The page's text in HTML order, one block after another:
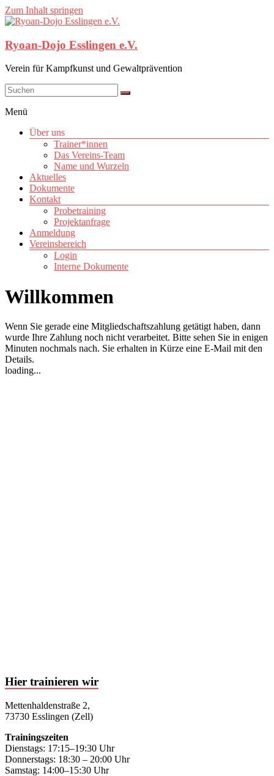
Zum Inhalt springen
Ryoan-Dojo Esslingen e.V.
Verein für Kampfkunst und Gewaltprävention
Menü
Über uns
Trainer*innen
Das Vereins-Team
Name und Wurzeln
Aktuelles
Dokumente
Kontakt
Probetraining
Projektanfrage
Anmeldung
Vereinsbereich
Login
Interne Dokumente
Willkommen
Wenn Sie gerade eine Mitgliedschaftszahlung getätigt haben, dann
wurde Ihre Zahlung noch nicht verarbeitet. Bitte sehen Sie in enigen
Minuten nochmals nach. Sie erhalten in Kürze eine E-Mail mit den
Details.
loading...
Hier trainieren wir
Mettenhaldenstraße 2,
73730 Esslingen (Zell)
Trainingszeiten
Dienstags: 17:15–19:30 Uhr
Donnerstags: 18:30 – 20:00 Uhr
Samstag: 14:00–15:30 Uhr